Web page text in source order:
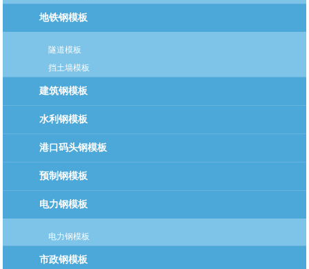
地铁钢模板
隧道模板
挡土墙模板
建筑钢模板
水利钢模板
港口码头钢模板
预制钢模板
电力钢模板
电力钢模板
市政钢模板